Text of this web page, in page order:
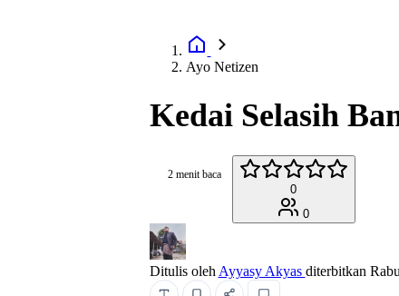
Ayo Netizen
Kedai Selasih
2 menit baca
0
0
Ditulis oleh Ayyasy Akyas diterbitkan